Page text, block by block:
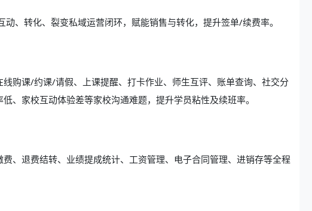
、转化、裂变私域运营闭环，赋能销售与转化，提升签单/续费率。
购课/约课/请假、上课提醒、打卡作业、师生互评、账单查询、社交分
、家校互动体验差等家校沟通难题，提升学员粘性及续班率。
、退费结转、业绩提成统计、工资管理、电子合同管理、进销存等全程